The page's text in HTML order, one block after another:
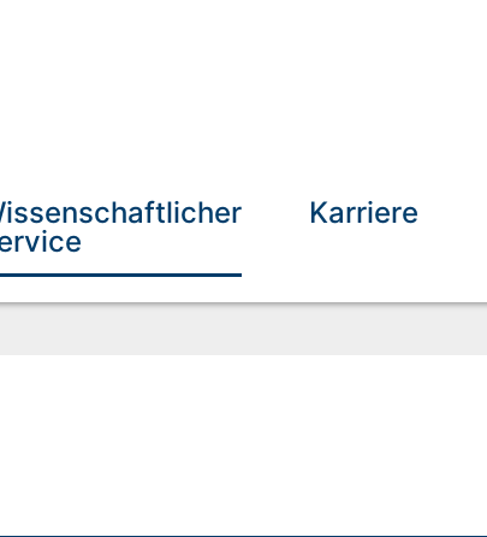
Karriere